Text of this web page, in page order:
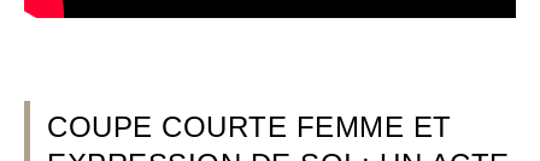
COUPE COURTE FEMME ET